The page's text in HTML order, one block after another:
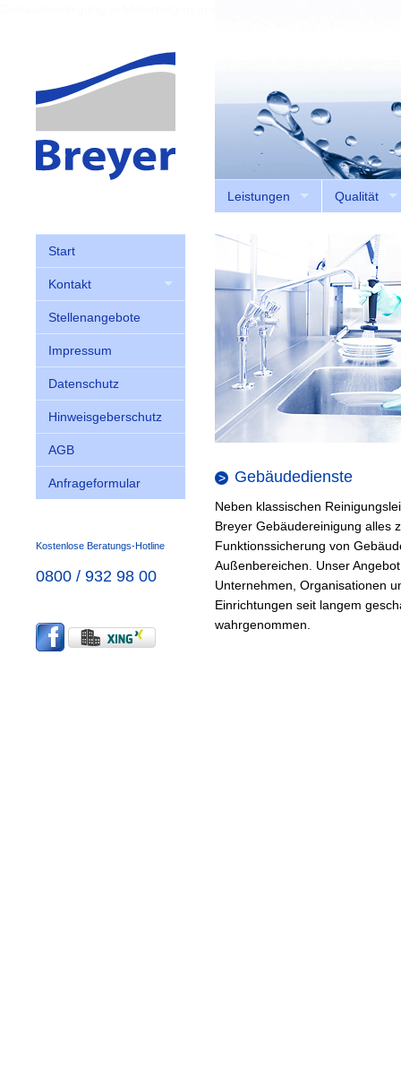
Leistungen Qualität
Start
Kontakt
Stellenangebote
Impressum
Datenschutz
Hinweisgeberschutz
AGB
Anfrageformular
Kostenlose Beratungs-Hotline
0800 / 932 98 00
Gebäudedienste
Neben klassischen
Breyer Gebäudereinigung alles
Funktionssicherung von
Außenbereichen. Unser
Unternehmen, Organisationen
Einrichtungen seit langem
wahrgenommen.